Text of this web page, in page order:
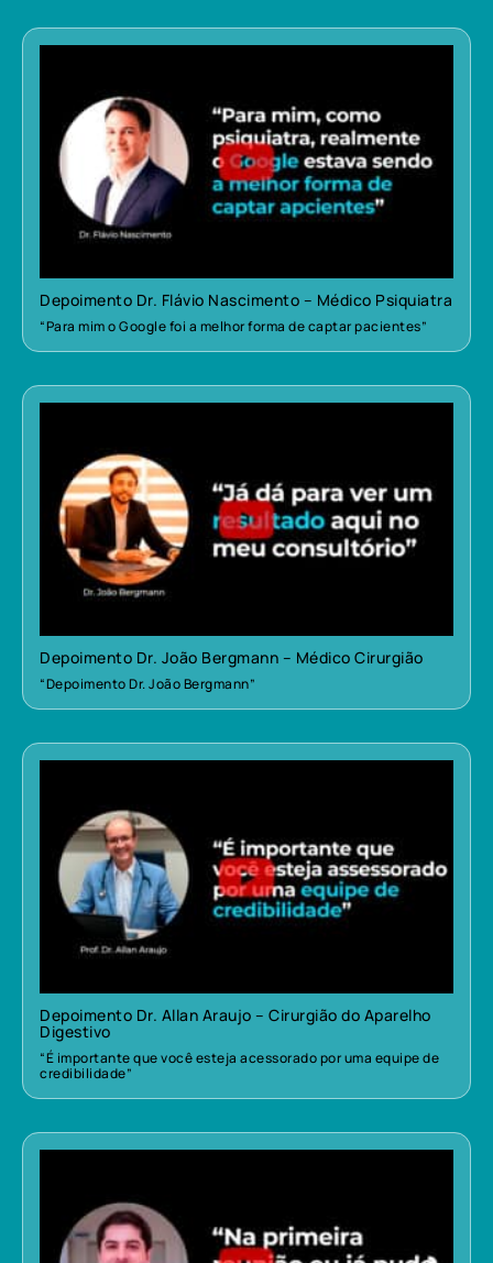
Depoimento Dr. Flávio Nascimento – Médico Psiquiatra
“Para mim o Google foi a melhor forma de captar pacientes”
Depoimento Dr. João Bergmann – Médico Cirurgião
“Depoimento Dr. João Bergmann”
Depoimento Dr. Allan Araujo – Cirurgião do Aparelho
Digestivo
“É importante que você esteja acessorado por uma equipe de
credibilidade”